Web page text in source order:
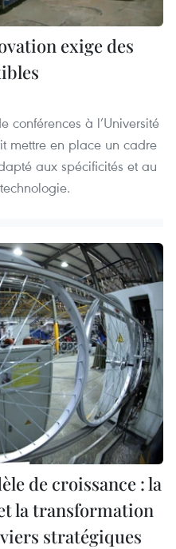
exige des
conférences à l’Université
mettre en place un cadre
aux spécificités et au
de croissance : la
la transformation
stratégiques